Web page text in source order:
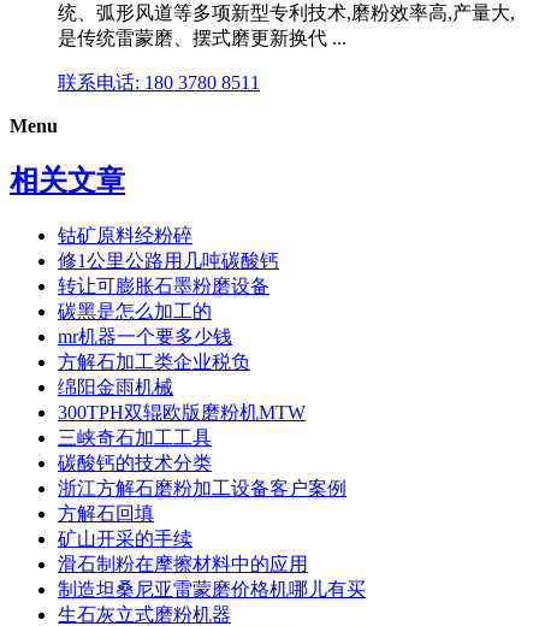
统、弧形风道等多项新型专利技术,磨粉效率高,产量大,
是传统雷蒙磨、摆式磨更新换代 ...
联系电话: 180 3780 8511
Menu
相关文章
钴矿原料经粉碎
修1公里公路用几吨碳酸钙
转让可膨胀石墨粉磨设备
碳黑是怎么加工的
mr机器一个要多少钱
方解石加工类企业税负
绵阳金雨机械
300TPH双辊欧版磨粉机MTW
三峡奇石加工工具
碳酸钙的技术分类
浙江方解石磨粉加工设备客户案例
方解石回填
矿山开采的手续
滑石制粉在摩擦材料中的应用
制造坦桑尼亚雷蒙磨价格机哪儿有买
生石灰立式磨粉机器